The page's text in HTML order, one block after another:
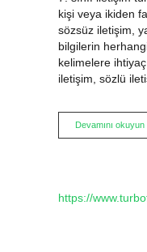
kişi veya ikiden
sözsüz iletişim,
bilgilerin
kelimelere
iletişim, sözlü
Devamını okuyun
https://